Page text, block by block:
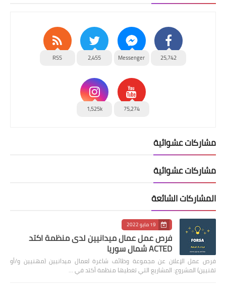
25,742
Messenger
2,455
RSS
75,274
1,525k
مشاركات عشوائية
مشاركات عشوائية
المشاركات الشائعة
19 مايو 2022
فرص عمل عمال ميدانيين لدى منظمة اكتد
ACTED شمال سوريا
فرص عمل الإعلان عن مجموعة وظائف شاغرة لعمال ميدانيين (مهنيين و/أو
تقنيين) المشروع: المشاريع التي تغطيها منظمة أكتد في …